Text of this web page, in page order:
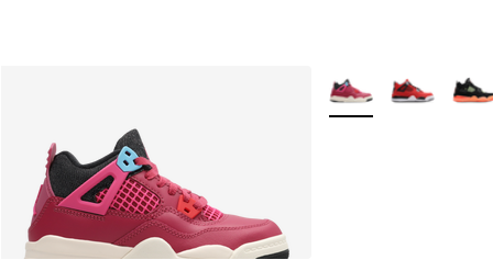
Meer kleuren